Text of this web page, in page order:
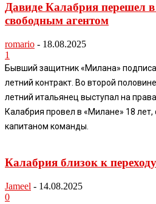
Давиде Калабрия перешел
свободным агентом
romario - 18.08.2025
1
Бывший защитник «Милана»
летний контракт. Во второй
летний итальянец выступал на
Калабрия провел в «Милане» 18 лет,
капитаном команды.
Калабрия близок к
Jameel - 14.08.2025
0